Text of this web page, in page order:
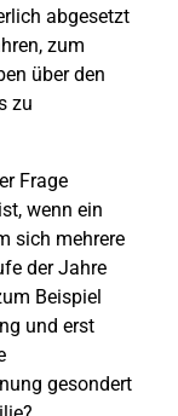
abgesetzt
zum
über den
zu
Frage
wenn ein
sich mehrere
der Jahre
Beispiel
und erst
gesondert